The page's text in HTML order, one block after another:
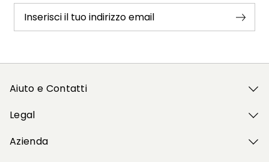
Inserisci il tuo indirizzo email
Aiuto e Contatti
Legal
Azienda